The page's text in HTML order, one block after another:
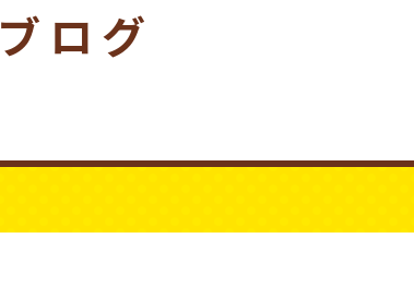
マーケティング
パワーシニア
ブログ